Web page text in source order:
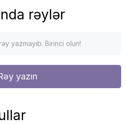
rəylər
yazmayıb. Birinci olun!
yazın